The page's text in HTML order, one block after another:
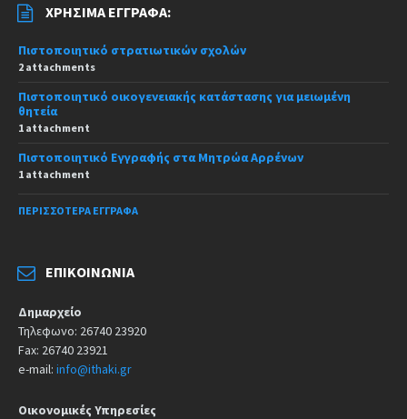
ΧΡΉΣΙΜΑ ΈΓΓΡΑΦΑ:
Πιστοποιητικό στρατιωτικών σχολών
2 attachments
Πιστοποιητικό οικογενειακής κατάστασης για μειωμένη
θητεία
1 attachment
Πιστοποιητικό Εγγραφής στα Μητρώα Αρρένων
1 attachment
ΠΕΡΙΣΣΌΤΕΡΑ ΈΓΓΡΑΦΑ
ΕΠΙΚΟΙΝΩΝΊΑ
Δημαρχείο
Τηλεφωνο: 26740 23920
Fax: 26740 23921
e-mail: info@ithaki.gr
Οικονομικές Υπηρεσίες